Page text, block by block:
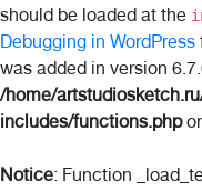
should be loaded at the
Debugging in WordPress
was added in version
/home/
includes/functions.php
Notice: Function